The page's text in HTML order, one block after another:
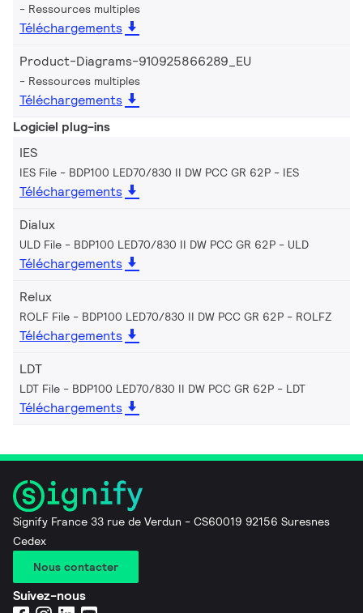
Ressources multiples
Téléchargements
Product-Diagrams-910925866289_EU
Ressources multiples
Téléchargements
Logiciel plug-ins
IES
IES File - BDP100 LED70/830 II DW PCC GR 62P IES
Téléchargements
Dialux
ULD File - BDP100 LED70/830 II DW PCC GR 62P ULD
Téléchargements
Relux
ROLF File - BDP100 LED70/830 II DW PCC GR 62P ROLFZ
Téléchargements
LDT
LDT File - BDP100 LED70/830 II DW PCC GR 62P LDT
Téléchargements
Signify France 33 rue de Verdun - CS60019 92156 Suresnes
Cedex
Nous contacter
Suivez-nous